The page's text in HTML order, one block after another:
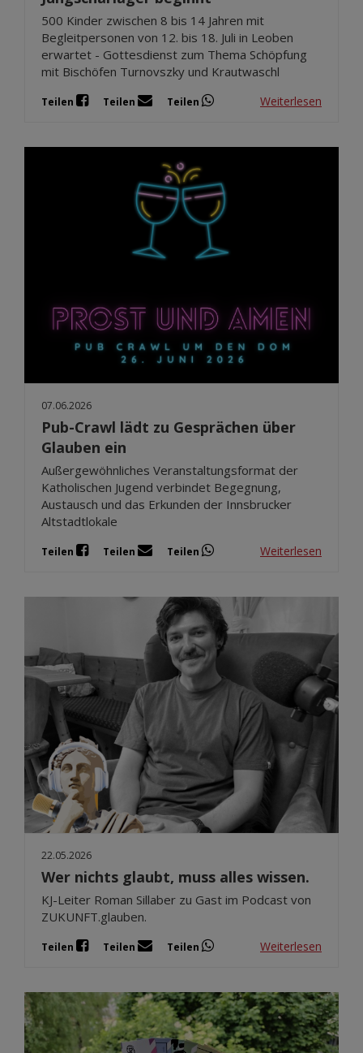
500 Kinder zwischen 8 bis 14 Jahren mit
Begleitpersonen von 12. bis 18. Juli in Leoben
erwartet - Gottesdienst zum Thema Schöpfung
mit Bischöfen Turnovszky und Krautwaschl
Teilen Teilen Teilen Weiterlesen
07.06.2026
Pub-Crawl lädt zu Gesprächen über
Glauben ein
Außergewöhnliches Veranstaltungsformat der
Katholischen Jugend verbindet Begegnung,
Austausch und das Erkunden der Innsbrucker
Altstadtlokale
Teilen Teilen Teilen Weiterlesen
22.05.2026
Wer nichts glaubt, muss alles wissen.
KJ-Leiter Roman Sillaber zu Gast im Podcast von
ZUKUNFT.glauben.
Teilen Teilen Teilen Weiterlesen